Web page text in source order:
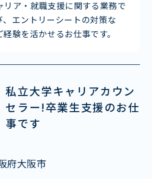
リア・就職支援に関する業務で
、エントリーシートの対策な
験を活かせるお仕事です。
私立大学キャリアカウン
セラー!卒業生支援のお仕
事です
府大阪市